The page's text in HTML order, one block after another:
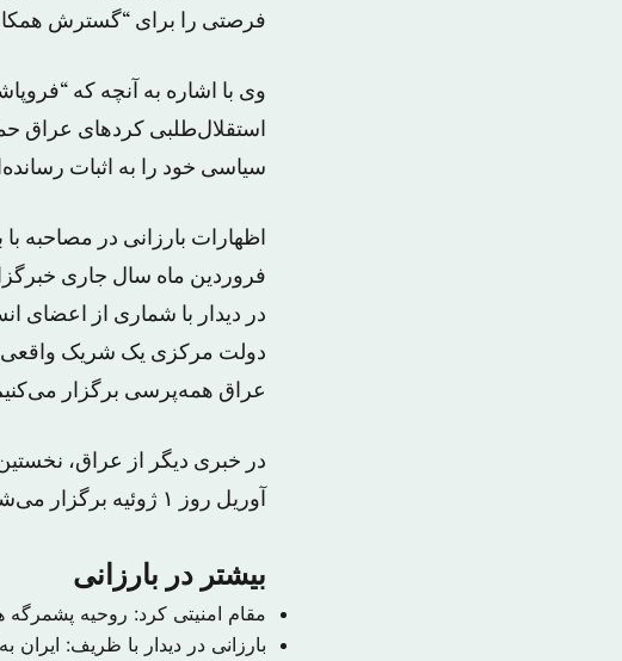
فرصتی را برای “گسترش
وی با اشاره به آنچه که
استقلال‌طلبی کردهای عراق
سیاسی خود را به اثبات
اظهارات بارزانی در
فروردین ماه سال جاری
در دیدار با شماری از اعضای
دولت مرکزی یک شریک واقعی
عراق همه‌پرسی برگزار
در خبری دیگر از عراق،
آوریل روز ١ ژوئیه برگزار می‌شود و تعیین دولت بعدی مهمترین موضوع در دستور کار پارلمان است.
بیشتر در بارزانی
مقام امنیتی کرد: روحیه
بارزانی در دیدار با ظریف: ایران